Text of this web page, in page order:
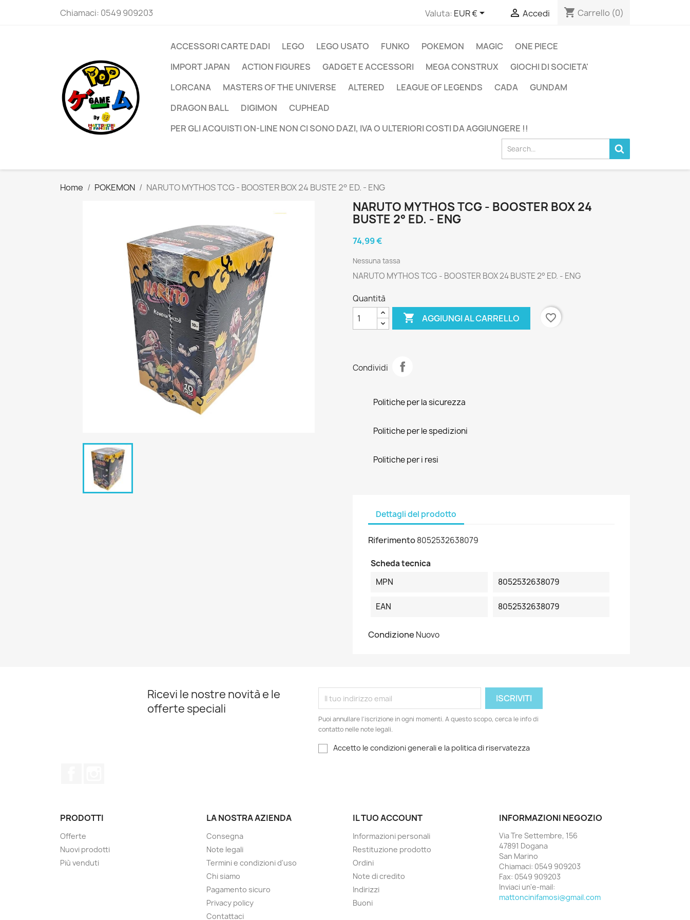
Chiamaci: 0549 909203 Valuta: EUR €  Accedi shopping_cart Carrello (0)
ACCESSORI CARTE DADI LEGO LEGO USATO FUNKO POKEMON MAGIC
ONE PIECE
IMPORT JAPAN
ACTION FIGURES GADGET E ACCESSORI MEGA CONSTRUX
GIOCHI DI SOCIETA'
LORCANA
MASTERS OF THE UNIVERSE ALTERED LEAGUE OF LEGENDS CADA
GUNDAM
DRAGON BALL
DIGIMON
CUPHEAD
PER GLI ACQUISTI ON-LINE NON CI SONO DAZI, IVA O ULTERIORI COSTI DA AGGIUNGERE !!
Home POKEMON NARUTO MYTHOS TCG - BOOSTER BOX 24 BUSTE 2° ED. - ENG
NARUTO MYTHOS TCG - BOOSTER BOX 24
BUSTE 2° ED. - ENG
74,99 €
Nessuna tassa
NARUTO MYTHOS TCG - BOOSTER BOX 24 BUSTE 2° ED. - ENG
Quantità
 AGGIUNGI AL CARRELLO favorite_border
Condividi
Politiche per la sicurezza
Politiche per le spedizioni
Politiche per i resi
Dettagli del prodotto
Riferimento8052532638079
Scheda tecnica
MPN
8052532638079
EAN 8052532638079
Condizione Nuovo
Ricevi le nostre novità e le
offerte speciali
Puoi annullare l'iscrizione in ogni momenti. A questo scopo, cerca le info di
contatto nelle note legali.
Accetto le condizioni generali e la politica di riservatezza
PRODOTTI
Offerte
Nuovi prodotti
Più venduti
LA NOSTRA AZIENDA
Consegna
Note legali
Termini e condizioni d'uso
Chi siamo
Pagamento sicuro
Privacy policy
Contattaci
IL TUO ACCOUNT
Informazioni personali
Restituzione prodotto
Ordini
Note di credito
Indirizzi
Buoni
INFORMAZIONI NEGOZIO
Via Tre Settembre, 156
47891 Dogana
San Marino
Chiamaci: 0549 909203
Fax: 0549 909203
Inviaci un'e-mail:
mattoncinifamosi@gmail.com